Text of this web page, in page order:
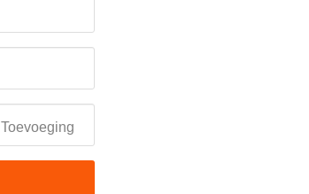
Toevoeging